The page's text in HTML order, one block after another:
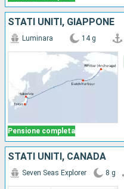
STATI UNITI, GIAPPONE
Pensione completa
Luminara 14 g
STATI UNITI, CANADA
Seven Seas Explorer 8 g